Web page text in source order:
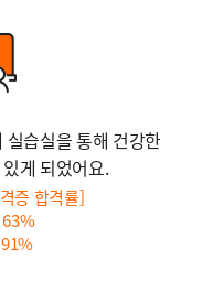
습실을 통해 건강한
게 되었어요.
증 합격률]